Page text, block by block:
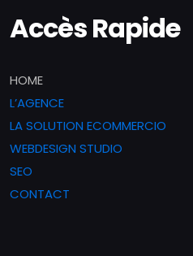
Accès Rapide
HOME
L’AGENCE
LA SOLUTION ECOMMERCIO
WEBDESIGN STUDIO
SEO
CONTACT